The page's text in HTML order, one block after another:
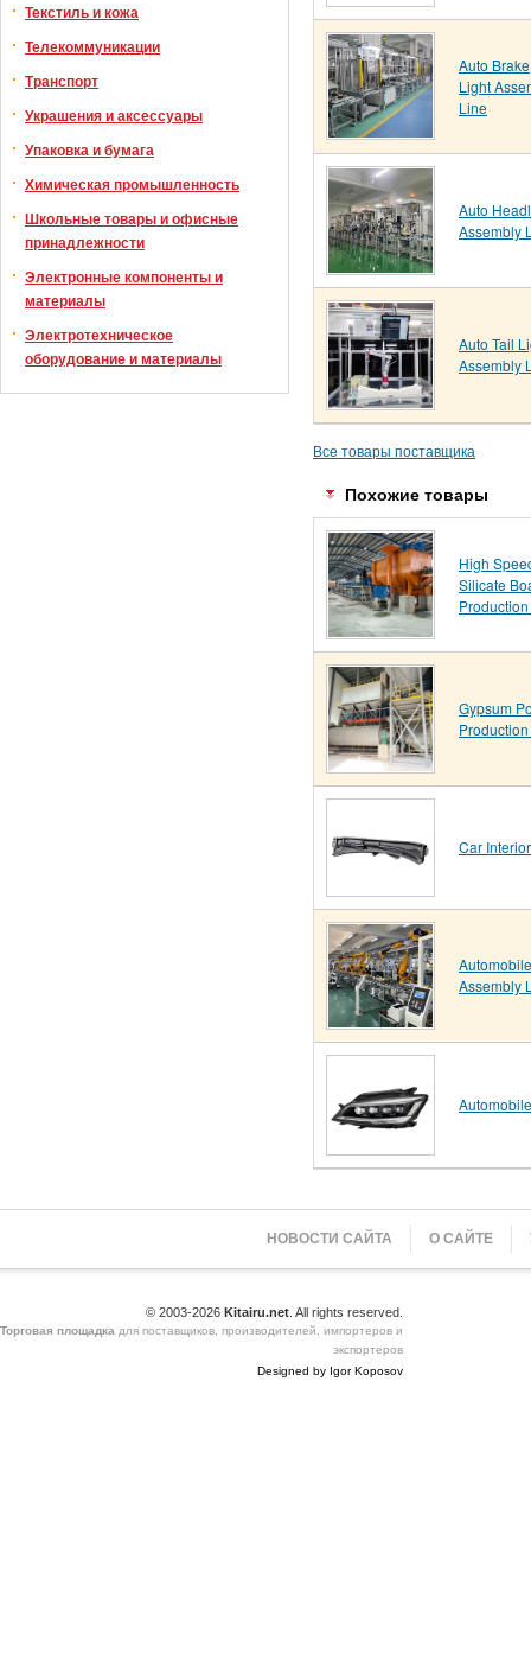
Текстиль и кожа
Телекоммуникации
Транспорт
Украшения и аксессуары
Упаковка и бумага
Химическая промышленность
Школьные товары и офисные
принадлежности
Электронные компоненты и
материалы
Электротехническое
оборудование и материалы
Auto Brake
Light
Line
Auto
Assembly
Auto Tail
Assembly
Все товары поставщика
Похожие товары
High
Silicate
Gypsum
Car Interior
Assembly
НОВОСТИ САЙТА О САЙТЕ
© 2003-2026 Kitairu.net . All rights reserved.
Торговая площадка для поставщиков, производителей, импортеров и
экспортеров
Designed by Igor Koposov